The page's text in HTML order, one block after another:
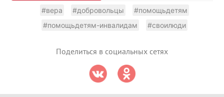
#вера #добровольцы
#помощьдетям
#помощьдетям-инвалидам
#своилюди
Поделиться в социальных сетях